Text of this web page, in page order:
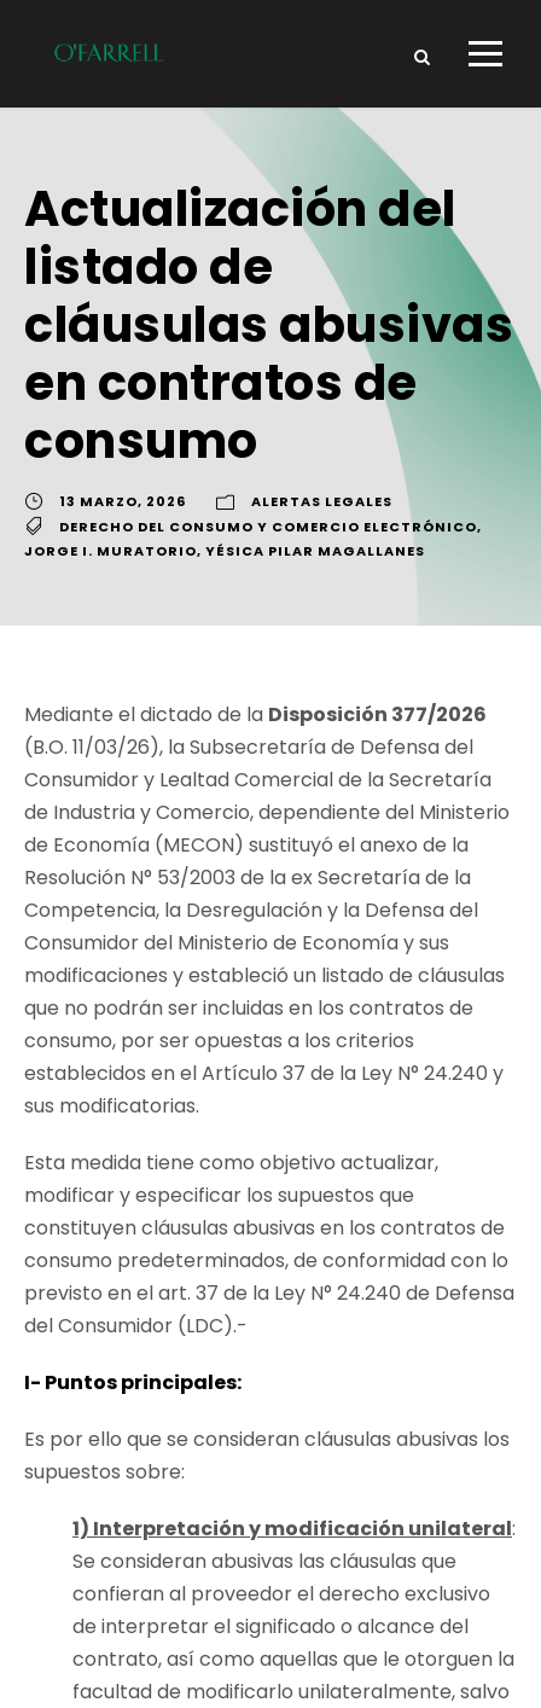
Actualización del
listado de
cláusulas abusivas
en contratos de
consumo
13 MARZO, 2026
ALERTAS LEGALES
DERECHO DEL CONSUMO Y COMERCIO ELECTRÓNICO,
JORGE I. MURATORIO, YÉSICA PILAR MAGALLANES
Mediante el dictado de la Disposición 377/2026
(B.O. 11/03/26), la Subsecretaría de Defensa del
Consumidor y Lealtad Comercial de la Secretaría
de Industria y Comercio, dependiente del Ministerio
de Economía (MECON) sustituyó el anexo de la
Resolución N° 53/2003 de la ex Secretaría de la
Competencia, la Desregulación y la Defensa del
Consumidor del Ministerio de Economía y sus
modificaciones y estableció un listado de cláusulas
que no podrán ser incluidas en los contratos de
consumo, por ser opuestas a los criterios
establecidos en el Artículo 37 de la Ley N° 24.240 y
sus modificatorias.
Esta medida tiene como objetivo actualizar,
modificar y especificar los supuestos que
constituyen cláusulas abusivas en los contratos de
consumo predeterminados, de conformidad con lo
previsto en el art. 37 de la Ley N° 24.240 de Defensa
del Consumidor (LDC).-
I- Puntos principales:
Es por ello que se consideran cláusulas abusivas los
supuestos sobre:
1) Interpretación y modificación unilateral:
Se consideran abusivas las cláusulas que
confieran al proveedor el derecho exclusivo
de interpretar el significado o alcance del
contrato, así como aquellas que le otorguen la
facultad de modificarlo unilateralmente, salvo